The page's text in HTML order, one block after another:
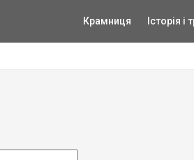
Крамниця Історія і